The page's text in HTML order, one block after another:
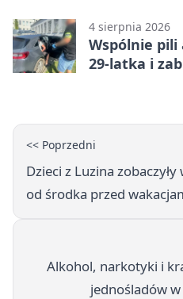
4 sierpnia 2026
Wspólnie
29-latka i
<< Poprzedni
Dzieci z Luzina
od środka przed
Alkohol, narkotyki i
jednośladów